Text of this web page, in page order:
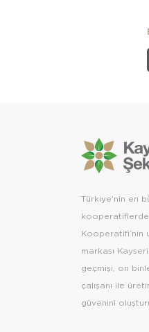
Türkiye’nin en
Kooperatifi’nin
markası
geçmişi, on
çalışanı ile
güvenini